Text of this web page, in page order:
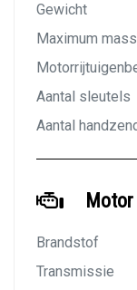
Gewicht
Maximum
Aantal sleutels
Aantal
Brandstof
Transmissie